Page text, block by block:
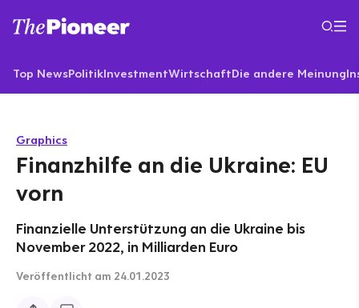
Top NewsPolitikInvestmentWirtschaftDie andere Meinung
Graphics
Finanzhilfe an die Ukraine: EU
vorn
Finanzielle Unterstützung an die Ukraine bis
November 2022, in Milliarden Euro
Veröffentlicht am 24.01.2023